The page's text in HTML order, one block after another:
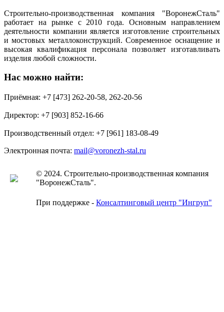
Строительно-производственная компания "ВоронежСталь"
работает на рынке с 2010 года.Основным направлением
деятельности компании является изготовление строительных
и мостовых металлоконструкций.Современное оснащение и
высокая квалификация персонала позволяет изготавливать
изделия любой сложности.
Нас можно найти:
Приёмная: +7 [473] 262-20-58, 262-20-56
Директор: +7 [903] 852-16-66
Производственный отдел: +7 [961] 183-08-49
Электронная почта: mail@voronezh-stal.ru
© 2024. Строительно-производственная компания
"ВоронежСталь".
При поддержке - Консалтинговый центр "Ингруп"